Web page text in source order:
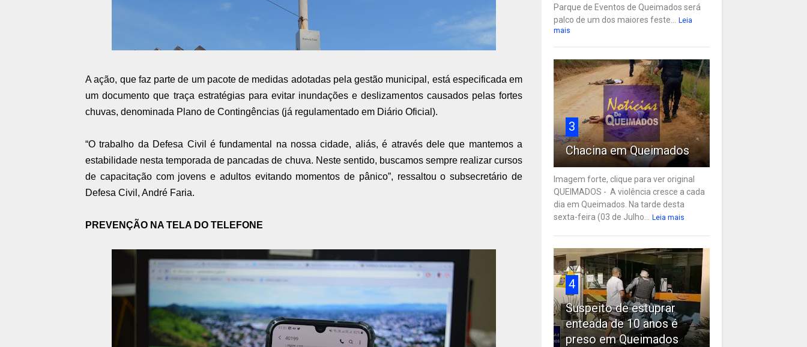
A ação, que faz parte de um pacote de medidas adotadas pela gestão municipal, está especificada em
um documento que traça estratégias para evitar inundações e deslizamentos causados pelas fortes
chuvas, denominada Plano de Contingências (já regulamentado em Diário Oficial).
“O trabalho da Defesa Civil é fundamental na nossa cidade, aliás, é através dele que mantemos a
estabilidade nesta temporada de pancadas de chuva. Neste sentido, buscamos sempre realizar cursos
de capacitação com jovens e adultos evitando momentos de pânico”, ressaltou o subsecretário de
Defesa Civil, André Faria.
PREVENÇÃO NA TELA DO TELEFONE
Parque de Eventos de Queimados será
palco de um dos maiores feste...
Leia
mais
3
Chacina em Queimados
Imagem forte, clique para ver original
QUEIMADOS - A violência cresce a cada
dia em Queimados. Na tarde desta
sexta-feira (03 de Julho...
Leia mais
4
Suspeito de estuprar
enteada de 10 anos é
preso em Queimados